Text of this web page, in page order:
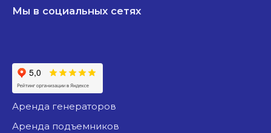
Мы в социальных сетях
аренда генераторов
аренда подъемников